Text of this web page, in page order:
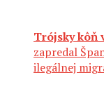
Trójsky kôň
zapredal
ilegálnej